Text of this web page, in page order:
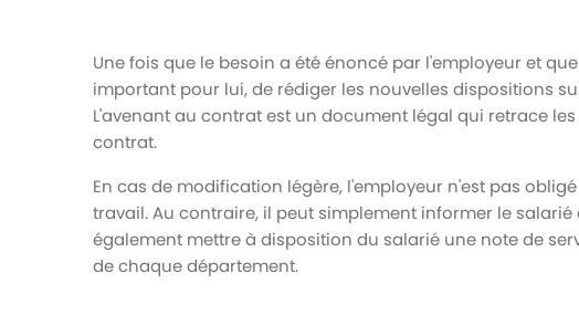
Une fois que le besoin a été énoncé par l'employeur et
important pour lui, de rédiger les nouvelles dispositions
L'avenant au contrat est un document légal qui retrace
contrat.
En cas de modification légère, l'employeur n'est pas
travail. Au contraire, il peut simplement informer le
également mettre à disposition du salarié une note de
de chaque département.